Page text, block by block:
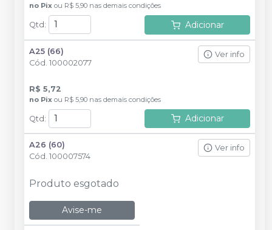
no Pix ou R$ 5,90 nas demais condições
Qtd : Adicionar
A25 (66)
Cód. 100002077
Ver info
R$ 5,72
no Pix ou R$ 5,90 nas demais condições
Qtd: Adicionar
A26 (60)
Cód. 100007574
Ver info
Produto esgotado
Avise-me